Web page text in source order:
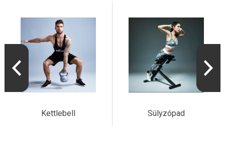
Kettlebell Súlyzópad